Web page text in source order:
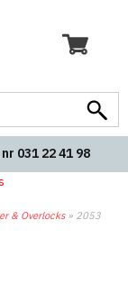
031 22 41 98
& Overlocks» 2053